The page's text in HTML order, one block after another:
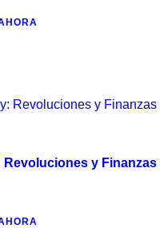
Revoluciones y Finanzas